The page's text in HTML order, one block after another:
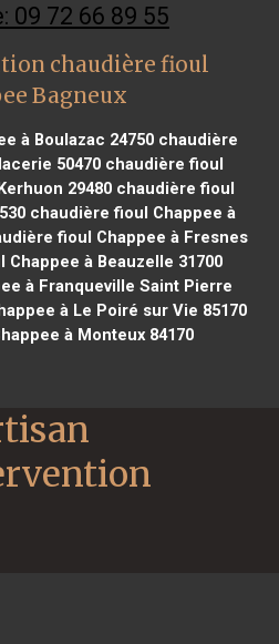
09 72 66 89 55
chaudière fioul
Bagneux
à Boulazac 24750chaudière
50470chaudière fioul
29480 chaudière fioul
chaudière fioul Chappee à
fioul Chappee à Fresnes
à Beauzelle 31700
à Franqueville Saint Pierre
à Le Poiré sur Vie 85170
à Monteux 84170